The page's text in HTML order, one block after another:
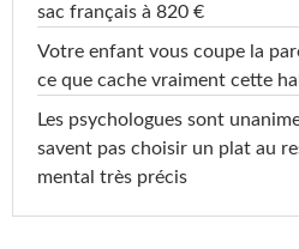
sac français à 820 €
Votre enfant vous coupe la
ce que cache vraiment cette
Les psychologues sont
savent pas choisir un plat au
mental très précis